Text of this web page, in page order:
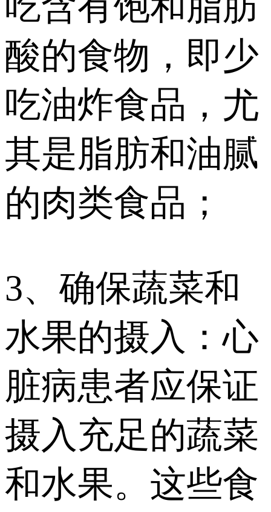
酸的食物，即少
吃油炸食品，尤
其是脂肪和油腻
的肉类食品；
3、确保蔬菜和
水果的摄入：心
脏病患者应保证
摄入充足的蔬菜
和水果。这些食